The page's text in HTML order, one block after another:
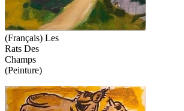
(Français) Les
Rats Des
Champs
(Peinture)